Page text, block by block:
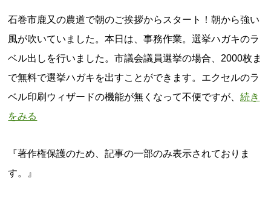
石巻市鹿又の農道で朝のご挨拶からスタート！朝から強い
風が吹いていました。本日は、事務作業。選挙ハガキのラ
ベル出しを行いました。市議会議員選挙の場合、2000枚ま
で無料で選挙ハガキを出すことができます。エクセルのラ
ベル印刷ウィザードの機能が無くなって不便ですが、続き
をみる
『著作権保護のため、記事の一部のみ表示されておりま
す。』